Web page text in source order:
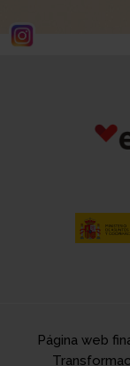
Página web